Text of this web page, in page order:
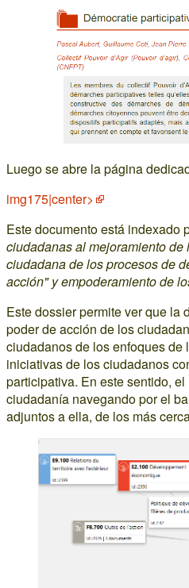
Luego se abre la página
img175|center>
Este documento está indexado
ciudadanas al mejoramiento
ciudadana de los procesos de
acción" y empoderamiento de
Este dossier permite ver que la
poder de acción de los
ciudadanos de los enfoques de
iniciativas de los ciudadanos
participativa. En este sentido,
ciudadanía navegando por el
adjuntos a ella, de los más